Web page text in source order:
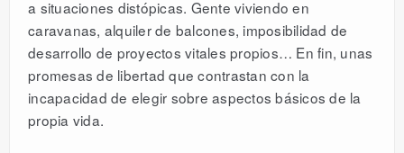
a situaciones distópicas. Gente viviendo en
caravanas, alquiler de balcones, imposibilidad de
desarrollo de proyectos vitales propios… En fin, unas
promesas de libertad que contrastan con la
incapacidad de elegir sobre aspectos básicos de la
propia vida.